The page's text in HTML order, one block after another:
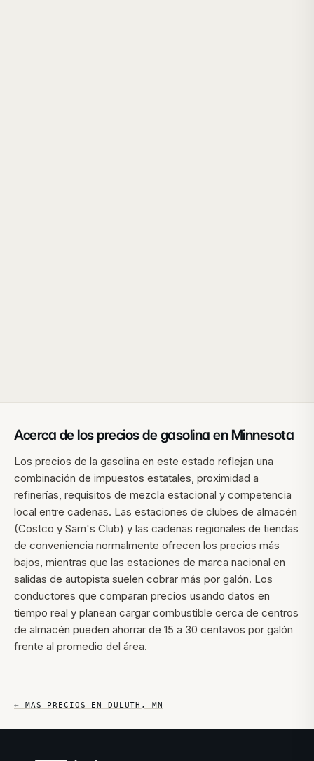
Acerca de los precios de gasolina en Minnesota
Los precios de la gasolina en este estado reflejan una
combinación de impuestos estatales, proximidad a
refinerías, requisitos de mezcla estacional y competencia
local entre cadenas. Las estaciones de clubes de almacén
(Costco y Sam's Club) y las cadenas regionales de tiendas
de conveniencia normalmente ofrecen los precios más
bajos, mientras que las estaciones de marca nacional en
salidas de autopista suelen cobrar más por galón. Los
conductores que comparan precios usando datos en
tiempo real y planean cargar combustible cerca de centros
de almacén pueden ahorrar de 15 a 30 centavos por galón
frente al promedio del área.
← MÁS PRECIOS EN DULUTH ,MN